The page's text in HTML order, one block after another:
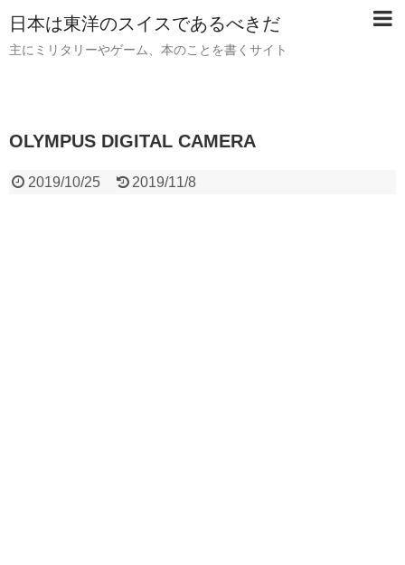
日本は東洋のスイスであるべきだ
主にミリタリーやゲーム、本のことを書くサイト
OLYMPUS DIGITAL CAMERA
2019/10/25 2019/11/8